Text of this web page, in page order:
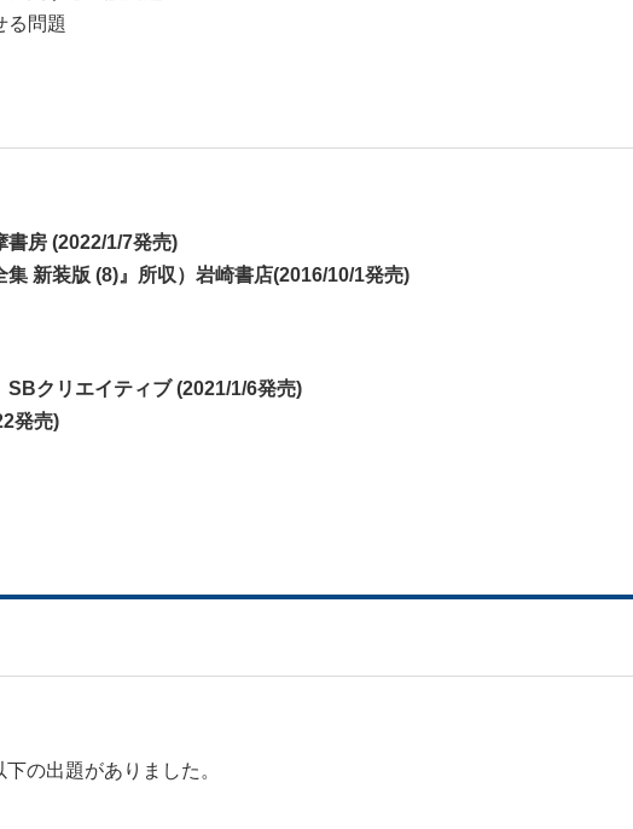
る問題
書房 (2022/1/7発売)
新装版 (8)』所収）岩崎書店(2016/10/1発売)
クリエイティブ (2021/1/6発売)
発売)
の出題がありました。